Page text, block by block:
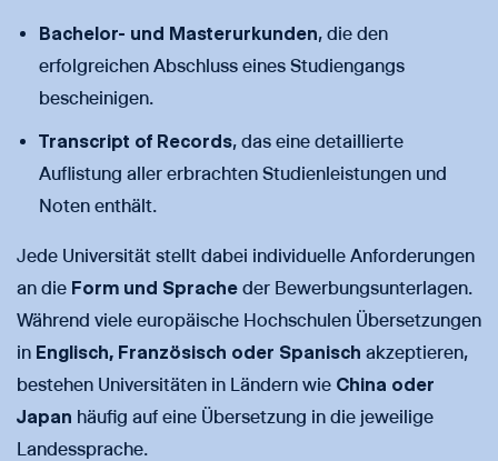
Bachelor- und Masterurkunden, die den
erfolgreichen Abschluss eines Studiengangs
bescheinigen.
Transcript of Records, das eine detaillierte
Auflistung aller erbrachten Studienleistungen und
Noten enthält.
Jede Universität stellt dabei individuelle Anforderungen
an die Form und Sprache der Bewerbungsunterlagen.
Während viele europäische Hochschulen Übersetzungen
in Englisch, Französisch oder Spanisch akzeptieren,
bestehen Universitäten in Ländern wie China oder
Japan häufig auf eine Übersetzung in die jeweilige
Landessprache.